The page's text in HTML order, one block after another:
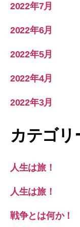
2022年7月
2022年6月
2022年5月
2022年4月
2022年3月
カテゴリ
人生は旅！
人生は旅！
戦争とは何か！